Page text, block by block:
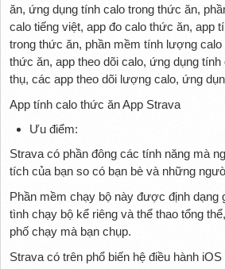
App tính calo thức ăn App Strava
Ưu điểm:
Strava có phần đông các tính năng mà
tích của bạn so có bạn bè và những
Phần mềm chạy bộ này được định dạng
tình chạy bộ kể riêng và thể thao tổng
phố chạy mà bạn chụp.
Strava có trên phổ biến hệ điều hành